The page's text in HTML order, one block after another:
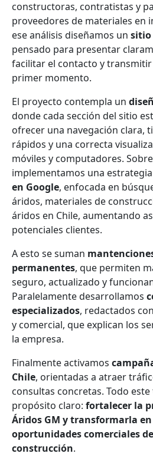
constructoras, contratistas y
proveedores de materiales en
ese análisis diseñamos un sitio
pensado para presentar
facilitar el contacto y
primer momento.
El proyecto contempla un
donde cada sección del sitio
ofrecer una navegación clara,
rápidos y una correcta
móviles y computadores.
implementamos una
en Google, enfocada en
áridos, materiales de
áridos en Chile, aumentando
potenciales clientes.
A esto se suman
permanentes, que permiten
seguro, actualizado y
Paralelamente desarrollamos
especializados, redactados
y comercial, que explican los
la empresa.
Finalmente activamos
Chile, orientadas a atraer
consultas concretas. Todo
propósito claro: fortalecer la
Áridos GM y transformarla
oportunidades comerciales
construcción.